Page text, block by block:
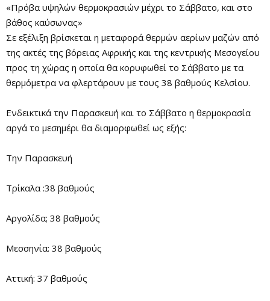
«Πρόβα υψηλών θερμοκρασιών μέχρι το Σάββατο, και στο
βάθος καύσωνας»
Σε εξέλιξη βρίσκεται η μεταφορά θερμών αερίων μαζών από
της ακτές της βόρειας Αφρικής και της κεντρικής Μεσογείου
προς τη χώρας η οποία θα κορυφωθεί το Σάββατο με τα
θερμόμετρα να φλερτάρουν με τους 38 βαθμούς Κελσίου.
Ενδεικτικά την Παρασκευή και το Σάββατο η θερμοκρασία
αργά το μεσημέρι θα διαμορφωθεί ως εξής:
Την Παρασκευή
Τρίκαλα :38 βαθμούς
Αργολίδα; 38 βαθμούς
Μεσσηνία: 38 βαθμούς
Αττική: 37 βαθμούς